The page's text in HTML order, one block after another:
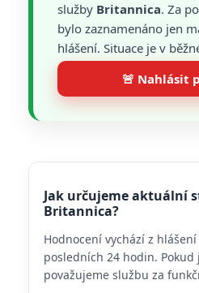
služby Britannica. Za
bylo zaznamenáno jen
hlášení. Situace je v
🚨 Nahlásit
Jak určujeme aktuální
Britannica?
Hodnocení vychází z
posledních 24 hodin. Pokud
považujeme službu za